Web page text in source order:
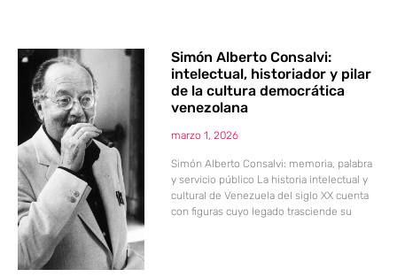
Simón Alberto Consalvi:
intelectual, historiador y pilar
de la cultura democrática
venezolana
marzo 1, 2026
Simón Alberto Consalvi: memoria, palabra
y servicio público La historia intelectual y
cultural de Venezuela del siglo XX cuenta
con figuras cuyo legado trasciende su